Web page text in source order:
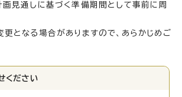
画見通しに基づく準備期間として事前に周
となる場合がありますので、あらかじめご
ください